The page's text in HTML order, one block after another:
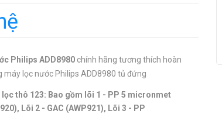
Philips ADD8980 chính hãng tương thích hoàn
máy lọc nước Philips ADD8980 tủ đứng
lọc thô 123: Bao gồm lõi 1 - PP 5 micronmet
Lõi 2 - GAC (AWP921), Lõi 3 - PP